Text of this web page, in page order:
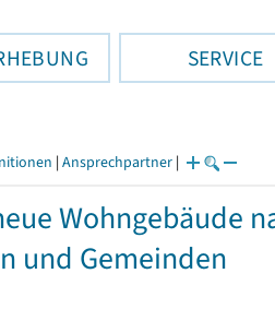
SERVICE
| Ansprechpartner |
Wohngebäude
und Gemeinden